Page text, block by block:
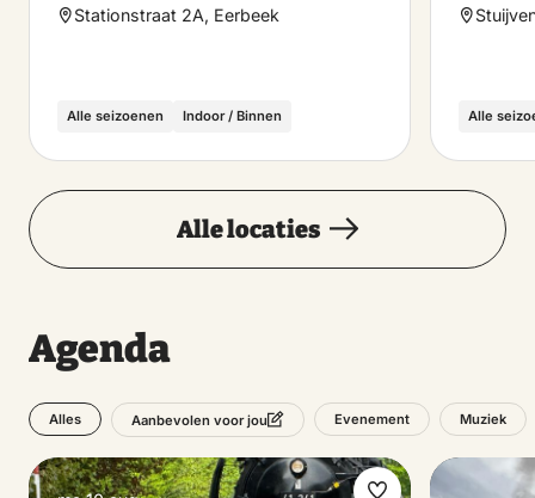
Stationstraat 2A, Eerbeek
Alle seizoenen Indoor / Binnen Alle
Alle locaties
Agenda
Alles Aanbevolen voor jou Evenement Muziek